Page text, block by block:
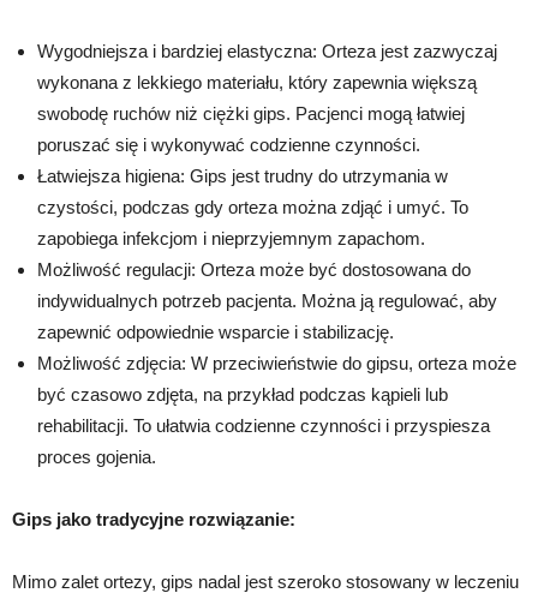
Wygodniejsza i bardziej elastyczna: Orteza jest zazwyczaj
wykonana z lekkiego materiału, który zapewnia większą
swobodę ruchów niż ciężki gips. Pacjenci mogą łatwiej
poruszać się i wykonywać codzienne czynności.
Łatwiejsza higiena: Gips jest trudny do utrzymania w
czystości, podczas gdy orteza można zdjąć i umyć. To
zapobiega infekcjom i nieprzyjemnym zapachom.
Możliwość regulacji: Orteza może być dostosowana do
indywidualnych potrzeb pacjenta. Można ją regulować, aby
zapewnić odpowiednie wsparcie i stabilizację.
Możliwość zdjęcia: W przeciwieństwie do gipsu, orteza może
być czasowo zdjęta, na przykład podczas kąpieli lub
rehabilitacji. To ułatwia codzienne czynności i przyspiesza
proces gojenia.
Gips jako tradycyjne rozwiązanie:
Mimo zalet ortezy, gips nadal jest szeroko stosowany w leczeniu